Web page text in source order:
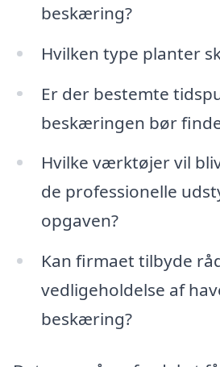
beskæring?
Hvilken type planter
Er der bestemte
beskæringen bør
Hvilke værktøjer vil
de professionelle
opgaven?
Kan firmaet tilbyde
vedligeholdelse af
beskæring?